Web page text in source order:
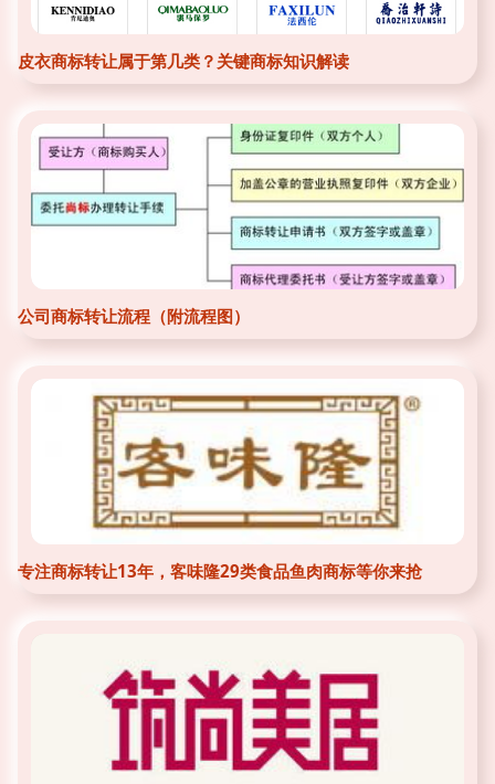
皮衣商标转让属于第几类？关键商标知识解读
公司商标转让流程（附流程图）
专注商标转让13年，客味隆29类食品鱼肉商标等你来抢